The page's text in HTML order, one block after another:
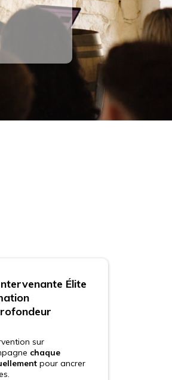
Élite
sur
chaque
pour ancrer